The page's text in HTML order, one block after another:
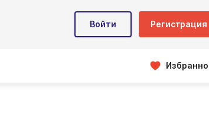
Войти Регистрация